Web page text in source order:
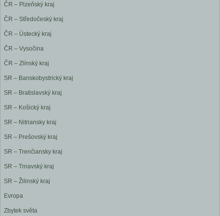
ČR – Plzeňský kraj
ČR – Středočeský kraj
ČR – Ústecký kraj
ČR – Vysočina
ČR – Zlínský kraj
SR – Banskobystrický kraj
SR – Bratislavský kraj
SR – Košický kraj
SR – Nitriansky kraj
SR – Prešovský kraj
SR – Trenčiansky kraj
SR – Trnavský kraj
SR – Žilinský kraj
Evropa
Zbytek světa